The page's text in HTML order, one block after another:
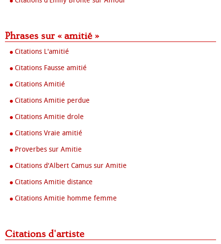
Phrases sur « amitié »
Citations L'amitié
Citations Fausse amitié
Citations Amitié
Citations Amitie perdue
Citations Amitie drole
Citations Vraie amitié
Proverbes sur Amitie
Citations d'Albert Camus sur Amitie
Citations Amitie distance
Citations Amitie homme femme
Citations d'artiste